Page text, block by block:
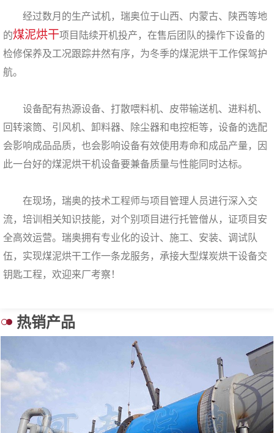
经过数月的生产试机，瑞奥位于山西、内蒙古、陕西等地
的煤泥烘干项目陆续开机投产，在售后团队的操作下设备的
检修保养及工况跟踪井然有序，为冬季的煤泥烘干工作保驾护
航。
设备配有热源设备、打散喂料机、皮带输送机、进料机、
回转滚筒、引风机、卸料器、除尘器和电控柜等，设备的选配
会影响成品品质，也会影响设备有效使用寿命和成品产量，因
此一台好的煤泥烘干机设备要兼备质量与性能同时达标。
在现场，瑞奥的技术工程师与项目管理人员进行深入交
流，培训相关知识技能，对个别项目进行托管僧从，证项目安
全高效运营。瑞奥拥有专业化的设计、施工、安装、调试队
伍，实现煤泥烘干工作一条龙服务，承接大型煤炭烘干设备交
钥匙工程，欢迎来厂考察！
热销产品